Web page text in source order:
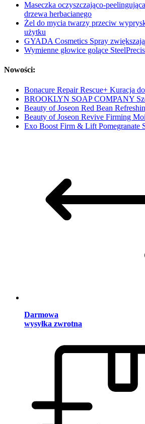
Maseczka oczyszczająco-
drzewa herbacianego
Żel do mycia twarzy przeciw
użytku
GYADA Cosmetics Spray
Wymienne głowice golące
Nowości:
Bonacure Repair Rescue+ Kuracja
BROOKLYN SOAP COMPANY
Beauty of Joseon Red Bean
Beauty of Joseon Revive Firming
Exo Boost Firm & Lift Pomegranate
Darmowa
wysyłka zwrotna